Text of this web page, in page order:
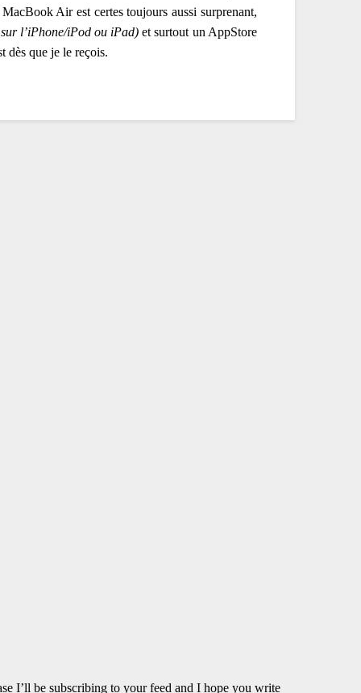
Air est certes toujours aussi surprenant,
l’iPhone/iPod ou iPad) et surtout un AppStore
dès que je le reçois.